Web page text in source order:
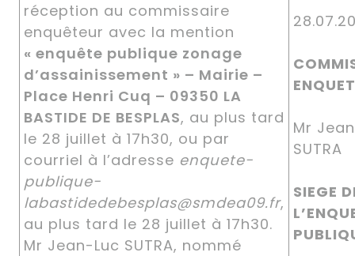
réception au commissaire
enquêteur avec la mention
« enquête publique zonage
d’assainissement » – Mairie –
Place Henri Cuq – 09350 LA
BASTIDE DE BESPLAS, au plus tard
le 28 juillet à 17h30, ou par
courriel à l’adresse enquete-
publique-
labastidedebesplas@smdea09.fr,
au plus tard le 28 juillet à 17h30.
Mr Jean-Luc SUTRA, nommé
Mr
SUTRA
SIEGE